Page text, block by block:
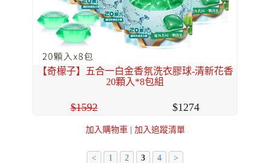
【奇檬子】五合一白金香氛洗衣膠球-清新花香
20顆入*8包組
1592 1274
加入購物車 | 加入追蹤清單
< 1 2 3 4 >